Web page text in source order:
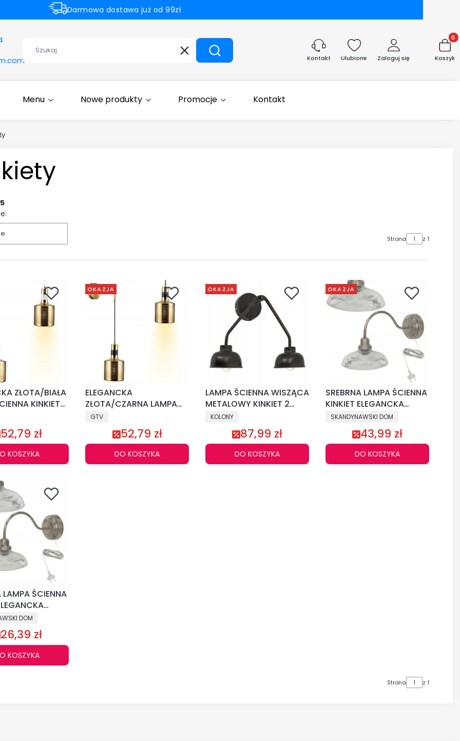
Darmowa dostawa już od 99zł
WyczyśćSzukaj Kontakt Ulubione Zaloguj się Koszyk
Menu Nowe produkty Promocje Kontakt
5
Strona z 1
ZŁOTA/BIAŁA
KINKIET
KLOSZ
E27
52,79 zł
KOSZYKA
OKAZJA
ELEGANCKA
ZŁOTA/CZARNA LAMPA
ŚCIENNA KINKIET
METALOWA KLOSZ
NOWOCZESNA E27
GTV
52,79 zł
DO KOSZYKA
OKAZJA
LAMPA ŚCIENNA WISZĄCA
METALOWY KINKIET 2
PUNKTY VINTAGE
INDUSTRIALNA E14
KOLONY
87,99 zł
DO KOSZYKA
OKAZJA
SREBRNA LAMPA ŚCIENNA
KINKIET ELEGANCKA
METALOWA VINTAGE
RETRO LOFT E27
SKANDYNAWSKI DOM
43,99 zł
DO KOSZYKA
LAMPA ŚCIENNA
VINTAGE
E27
DOM
26,39 zł
KOSZYKA
Strona z 1